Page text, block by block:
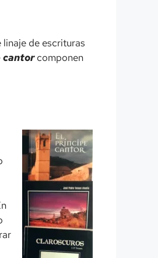
linaje de escrituras
cantorcomponen